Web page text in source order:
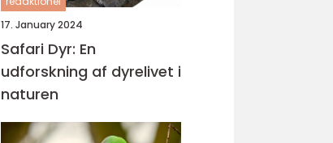
17. January 2024
Safari Dyr: En
udforskning af dyrelivet i
naturen